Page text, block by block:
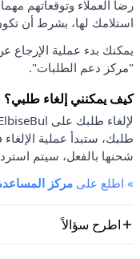
استلامك لها، بشرط أن
يمكنك بدء عملية
"مركز دعم الطلبات".
كيف يمكنني إلغاء طلبي؟
طلبك، ستبدأ عملية
شحنها بالفعل، سيتم
» اطلع على مركز
اطرح سؤالاً